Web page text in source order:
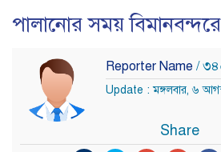
পালানোর সময়
Reporter Name /
Update : মঙ্গলবার, ৬
Share